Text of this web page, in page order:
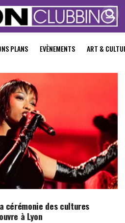
PLANS EVÈNEMENTS ART &
cérémonie des cultures
à Lyon